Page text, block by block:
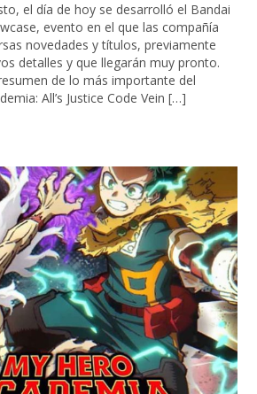
el día de hoy se desarrolló el Bandai
evento en el que las compañía
novedades y títulos, previamente
detalles y que llegarán muy pronto.
de lo más importante del
All’s Justice Code Vein […]